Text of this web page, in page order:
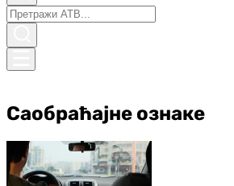
Саобраћајне ознаке